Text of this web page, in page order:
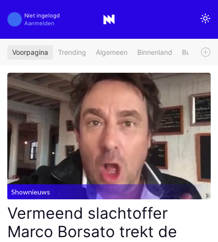
Niet ingelogd
Aanmelden
Voorpagina Trending Algemeen Binnenland Buitenland
Shownieuws
Vermeend slachtoffer
Marco Borsato trekt de